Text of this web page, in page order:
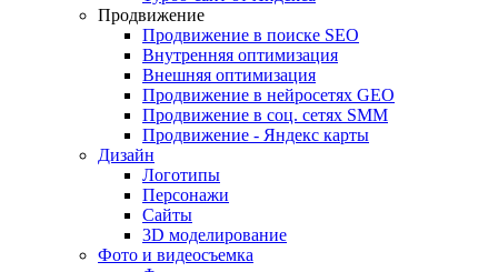
Продвижение
Продвижение в поиске SEO
Внутренняя оптимизация
Внешняя оптимизация
Продвижение в нейросетях GEO
Продвижение в соц. сетях SMM
Продвижение - Яндекс карты
Дизайн
Логотипы
Персонажи
Сайты
3D моделирование
Фото и видеосъемка